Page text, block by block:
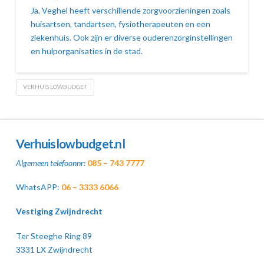
Ja, Veghel heeft verschillende zorgvoorzieningen zoals
huisartsen, tandartsen, fysiotherapeuten en een
ziekenhuis. Ook zijn er diverse ouderenzorginstellingen
en hulporganisaties in de stad.
VERHUIS LOWBUDGET
Verhuislowbudget.nl
Algemeen telefoonnr: 085 – 743 7777
WhatsAPP: 06 – 3333 6066
Vestiging Zwijndrecht
Ter Steeghe Ring 89
3331 LX Zwijndrecht